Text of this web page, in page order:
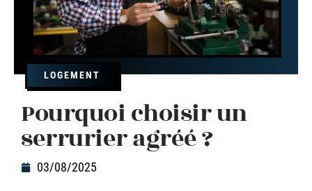
LOGEMENT
Pourquoi choisir un
serrurier agréé ?
03/08/2025